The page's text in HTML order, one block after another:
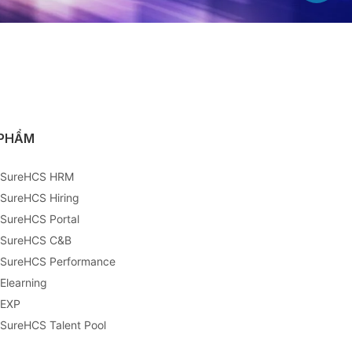
HRM
Hiring
Portal
C&B
Performance
Talent Pool